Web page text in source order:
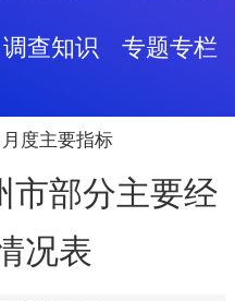
调查知识 专题专栏
月度主要指标
市部分主要经
况表